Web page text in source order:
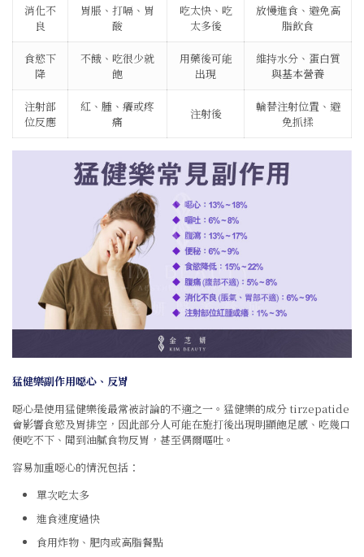
消化不
良
胃脹、打嗝、胃
酸
吃太快、吃
太多後
放慢進食、避免高
脂飲食
食慾下
降
不餓、吃很少就
飽
用藥後可能
出現
維持水分、蛋白質
與基本營養
注射部
位反應
紅、腫、癢或疼
痛
注射後
輪替注射位置、避
免抓揉
猛健樂副作用噁心、反胃
噁心是使用猛健樂後最常被討論的不適之一。猛健樂的成分 tirzepatide
會影響食慾及胃排空，因此部分人可能在施打後出現明顯飽足感、吃幾口
便吃不下、聞到油膩食物反胃，甚至偶爾嘔吐。
容易加重噁心的情況包括：
單次吃太多
進食速度過快
食用炸物、肥肉或高脂餐點